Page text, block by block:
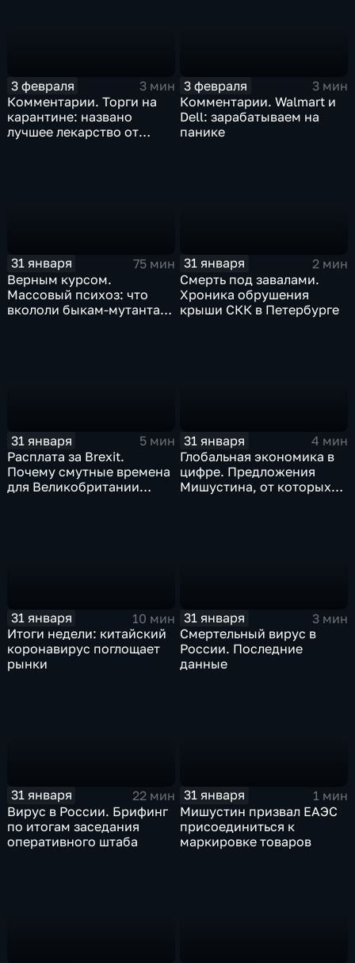
3 февраля
3 мин
Комментарии. Торги на
карантине: названо
лучшее лекарство от
3 февраля
3 мин
Комментарии. Walmart и
Dell: зарабатываем на
панике
31 января
75 мин
Верным курсом.
Массовый психоз: что
вкололи быкам-мутантам,
31 января
2 мин
Смерть под завалами.
Хроника обрушения
крыши СКК в Петербурге
31 января
5 мин
Расплата за Brexit.
Почему смутные времена
для Великобритании
31 января
4 мин
Глобальная экономика в
цифре. Предложения
Мишустина, от которых
31 января
10 мин
Итоги недели: китайский
коронавирус поглощает
рынки
31 января
3 мин
Смертельный вирус в
России. Последние
данные
31 января
22 мин
Вирус в России. Брифинг
по итогам заседания
оперативного штаба
31 января
1 мин
Мишустин призвал ЕАЭС
присоединиться к
маркировке товаров